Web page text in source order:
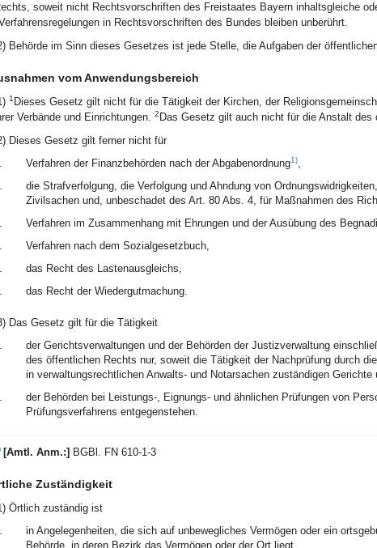
soweit nicht Rechtsvorschriften des Freistaates Bayern inhaltsgleiche
in Rechtsvorschriften des Bundes bleiben unberührt.
Behörde im Sinn dieses Gesetzes ist jede Stelle, die Aufgaben der
vom Anwendungsbereich
1 Dieses Gesetz gilt nicht für die Tätigkeit der Kirchen, der
Verbände und Einrichtungen. 2 Das Gesetz gilt auch nicht für die Anstalt des
Dieses Gesetz gilt ferner nicht für
Verfahren der Finanzbehörden nach der Abgabenordnung1),
die Strafverfolgung, die Verfolgung und Ahndung von
Zivilsachen und, unbeschadet des Art. 80 Abs. 4, für Maßnahmen des
Verfahren im Zusammenhang mit Ehrungen und der Ausübung des
Verfahren nach dem Sozialgesetzbuch,
das Recht des Lastenausgleichs,
das Recht der Wiedergutmachung.
Das Gesetz gilt für die Tätigkeit
der Gerichtsverwaltungen und der Behörden der Justizverwaltung
des öffentlichen Rechts nur, soweit die Tätigkeit der Nachprüfung durch
in verwaltungsrechtlichen Anwalts- und Notarsachen zuständigen Gerichte
der Behörden bei Leistungs-, Eignungs- und ähnlichen Prüfungen von
Prüfungsverfahrens entgegenstehen.
[Amtl. Anm.:] BGBl. FN 610-1-3
Zuständigkeit
Örtlich zuständig ist
in Angelegenheiten, die sich auf unbewegliches Vermögen oder ein
Behörde, in deren Bezirk das Vermögen oder der Ort liegt,